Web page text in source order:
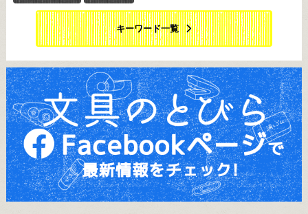
キーワード一覧